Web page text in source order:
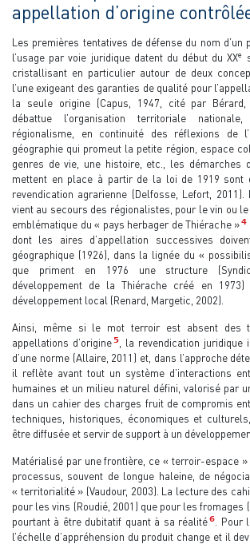
appellation d’origine
Les premières tentatives de défense du nom d’un
l’usage par voie juridique datent du début du XXe
cristallisant en particulier autour de deux
l’une exigeant des garanties de qualité pour
la seule origine (Capus, 1947, cité par Bérard,
débattue l’organisation territoriale
régionalisme, en continuité des réflexions de
géographie qui promeut la petite région, espace
genres de vie, une histoire, etc., les démarches
mettent en place à partir de la loi de 1919 sont
revendication agrarienne (Delfosse, Lefort,
vient au secours des régionalistes, pour le vin ou
emblématique du « pays herbager de Thiérache »4
dont les aires d’appellation successives
géographique (1926), dans la lignée du «
que priment en 1976 une structure
développement de la Thiérache créé en
développement local (Renard, Margetic, 2002).
Ainsi, même si le mot terroir est absent des
appellations d’origine 5
, la revendication
d’une norme (Allaire, 2011) et, dans l’approche
il reflète avant tout un système d’interactions
humaines et un milieu naturel défini, valorisé par
dans un cahier des charges fruit de compromis
techniques, historiques, économiques et
être diffusée et servir de support à un
Matérialisé par une frontière, ce « terroir-espace »
processus, souvent de longue haleine, de
« territorialité » (Vaudour, 2003). La lecture des
pour les vins (Roudié, 2001) que pour les fromages
pourtant à être dubitatif quant à sa réalité6
. Pour
l’échelle d’appréhension du produit change et il